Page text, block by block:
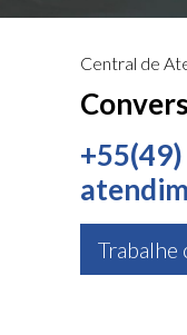
Central de
Trabalhe